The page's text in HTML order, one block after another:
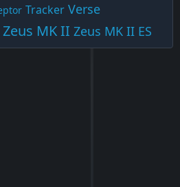
Tracker Verse
Zeus MK II Zeus MK II ES